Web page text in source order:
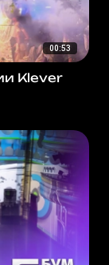
00:53
Klever